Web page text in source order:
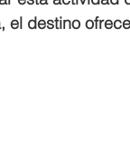
el destino